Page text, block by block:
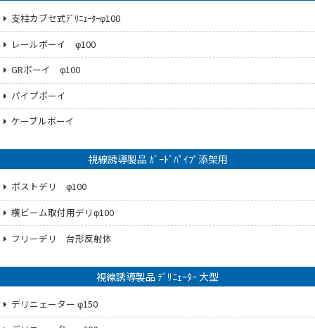
支柱カブセ式ﾃﾞﾘﾆｪｰﾀｰφ100
レールボーイ φ100
GRボーイ φ100
パイプボーイ
ケーブルボーイ
視線誘導製品 ｶﾞｰﾄﾞﾊﾟｲﾌﾟ添架用
ポストデリ φ100
横ビーム取付用デリφ100
フリーデリ 台形反射体
視線誘導製品 ﾃﾞﾘﾆｪｰﾀｰ 大型
デリニェーター φ150